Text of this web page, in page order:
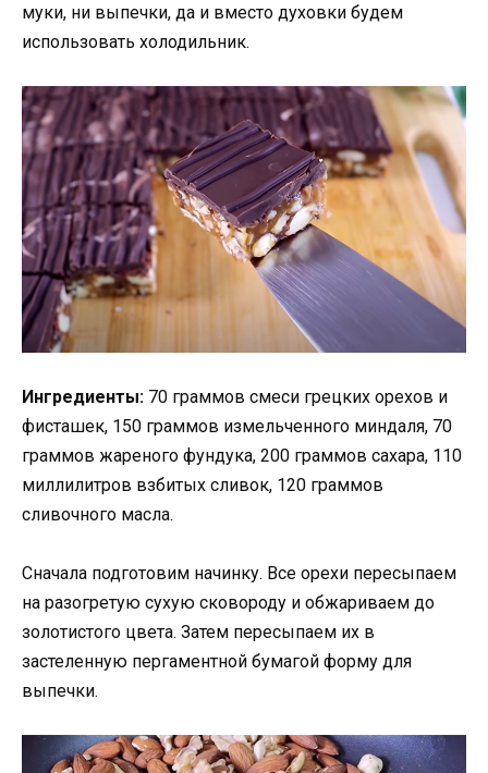
муки, ни выпечки, да и вместо духовки будем
использовать холодильник.
Ингредиенты: 70 граммов смеси грецких орехов и
фисташек, 150 граммов измельченного миндаля, 70
граммов жареного фундука, 200 граммов сахара, 110
миллилитров взбитых сливок, 120 граммов
сливочного масла.
Сначала подготовим начинку. Все орехи пересыпаем
на разогретую сухую сковороду и обжариваем до
золотистого цвета. Затем пересыпаем их в
застеленную пергаментной бумагой форму для
выпечки.